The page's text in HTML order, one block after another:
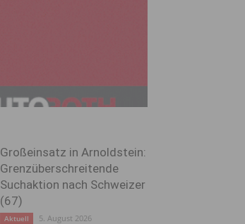
Großeinsatz in Arnoldstein:
Grenzüberschreitende
Suchaktion nach Schweizer
(67)
Aktuell 5. August 2026